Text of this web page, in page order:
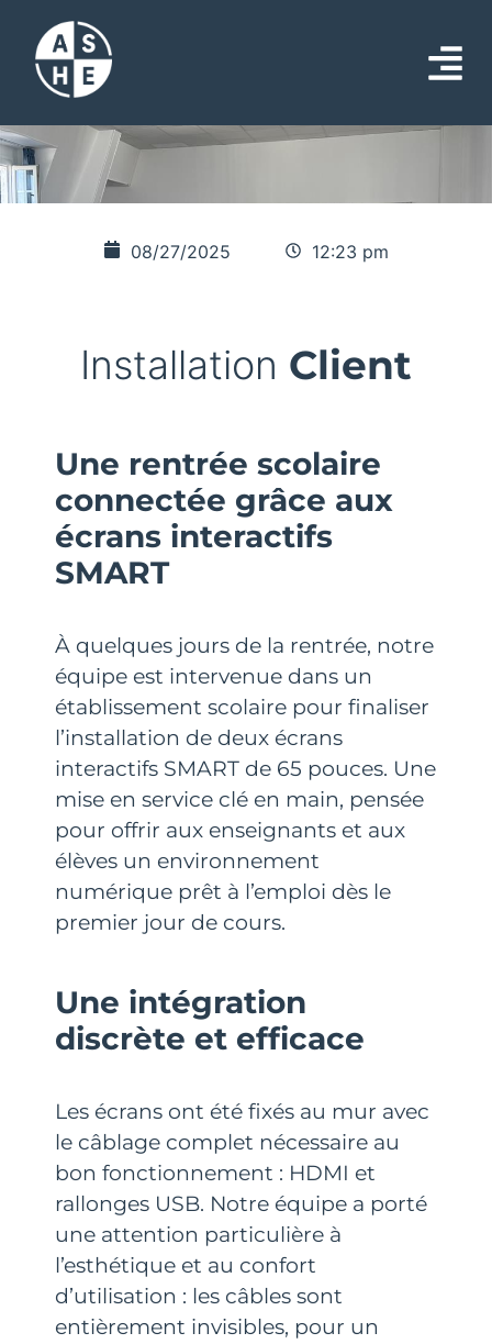
08/27/2025 12:23 pm
Installation Client
Une rentrée scolaire
connectée grâce aux
écrans interactifs
SMART
À quelques jours de la rentrée, notre
équipe est intervenue dans un
établissement scolaire pour finaliser
l’installation de deux écrans
interactifs SMART de 65 pouces. Une
mise en service clé en main, pensée
pour offrir aux enseignants et aux
élèves un environnement
numérique prêt à l’emploi dès le
premier jour de cours.
Une intégration
discrète et efficace
Les écrans ont été fixés au mur avec
le câblage complet nécessaire au
bon fonctionnement : HDMI et
rallonges USB. Notre équipe a porté
une attention particulière à
l’esthétique et au confort
d’utilisation : les câbles sont
entièrement invisibles, pour un